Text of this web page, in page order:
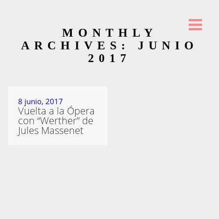
MONTHLY
ARCHIVES: JUNIO
2017
8 junio, 2017
Vuelta a la Ópera
con “Werther” de
Jules Massenet